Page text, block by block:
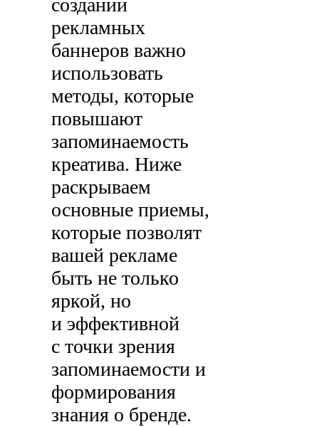
создании
рекламных
баннеров важно
использовать
методы, которые
повышают
запоминаемость
креатива. Ниже
раскрываем
основные приемы,
которые позволят
вашей рекламе
быть не только
яркой, но
и эффективной
с точки зрения
запоминаемости и
формирования
знания о бренде.